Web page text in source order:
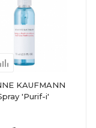
KAUFMANN
'Purif-i'